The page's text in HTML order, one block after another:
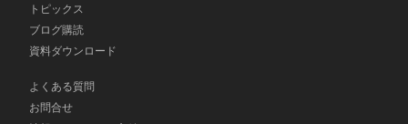
トピックス
ブログ購読
資料ダウンロード
よくある質問
お問合せ